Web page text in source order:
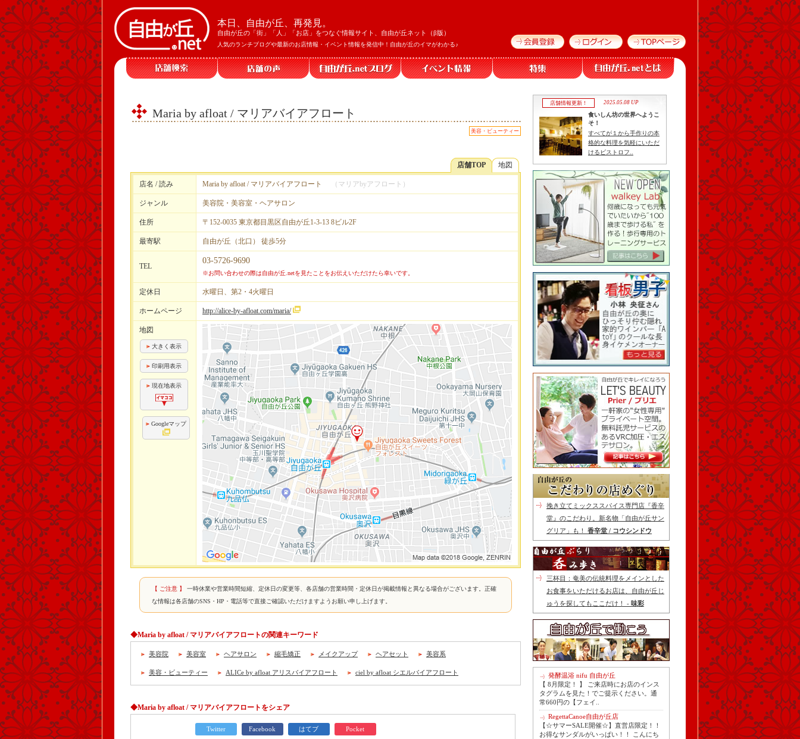
本日、自由が丘、再発見。
自由が丘の「街」「人」「お店」をつなぐ情報サイト、自由が丘ネット（β版）
人気のランチブログや最新のお店情報・イベント情報を発信中！自由が丘のイマがわかる♪
Maria by afloat / マリアバイアフロート
美容・ビューティー
地図
店舗TOP
店名 / 読み Maria by afloat / マリアバイアフロート （マリアbyアフロート）
ジャンル 美容院・美容室・ヘアサロン
住所 〒152-0035 東京都目黒区自由が丘1-3-13 8ビル2F
最寄駅 自由が丘（北口） 徒歩5分
TEL
03-5726-9690
※お問い合わせの際は自由が丘.netを見たことをお伝えいただけたら幸いです。
定休日 水曜日、第2・4火曜日
ホームページ http://alice-by-afloat.com/maria/
地図
大きく表示
印刷用表示
現在地表示
Googleマップ
【 ご注意 】
一時休業や営業時間短縮、定休日の変更等、各店舗の営業時間・定休日が掲載情報と異なる場合がございます。正確
な情報は各店舗のSNS・HP・電話等で直接ご確認いただけますようお願い申し上げます。
◆Maria by afloat / マリアバイアフロートの関連キーワード
美容院 美容室 ヘアサロン 縮毛矯正 メイクアップ ヘアセット 美容系
美容・ビューティー ALICe by afloat アリスバイアフロート ciel by afloat シエルバイアフロート
◆Maria by afloat / マリアバイアフロートをシェア
Twitter Facebook はてブ Pocket
店舗情報更新！ 2025.05.08 UP
食いしん坊の世界へようこ
そ！
すべてが１から手作りの本
格的な料理を気軽にいただ
けるビストロフ..
挽き立てミックススパイス専門店『香辛
堂』のこだわり。新名物「自由が丘サン
グリア」も！ 香辛堂 / コウシンドウ
三杯目：奄美の伝統料理をメインとした
お食事をいただけるお店は、自由が丘じ
ゅうを探してもここだけ！ - 味彩
発酵温浴 nifu 自由が丘
【 8月限定！ 】 ご来店時にお店のインス
タグラムを見た！でご提示ください。通
常660円の【フェイ..
RegettaCanoe自由が丘店
【☆サマーSALE開催☆】直営店限定！！
お得なサンダルがいっぱい！！ こんにち